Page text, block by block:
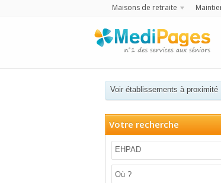
Maisons de retraite
Voir établissements à proximité
Votre recherche
EHPAD